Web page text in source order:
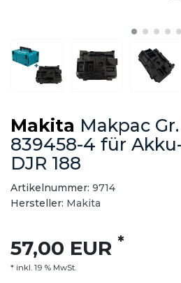
Makita Makpac
839458-4 für
DJR 188
Artikelnummer: 9714
Hersteller: Makita
57,00 EUR *
* inkl. 19 % MwSt.